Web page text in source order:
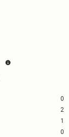
0
2
1
0